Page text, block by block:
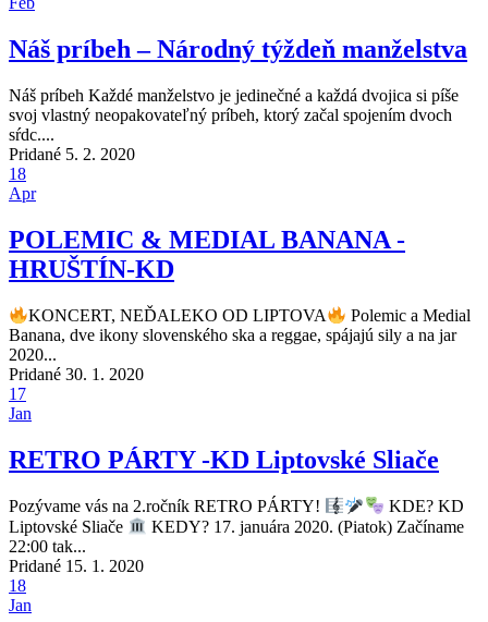
Náš príbeh – Národný týždeň manželstva
Náš príbeh Každé manželstvo je jedinečné a každá dvojica si píše
svoj vlastný neopakovateľný príbeh, ktorý začal spojením dvoch
sŕdc....
Pridané 5. 2. 2020
18
Apr
POLEMIC & MEDIAL BANANA -
HRUŠTÍN-KD
KONCERT, NEĎALEKO OD LIPTOVA
Polemic a Medial
Banana, dve ikony slovenského ska a reggae, spájajú sily a na jar
2020...
Pridané 30. 1. 2020
17
Jan
RETRO PÁRTY -KD Liptovské Sliače
Pozývame vás na 2.ročník RETRO PÁRTY!
KDE? KD
Liptovské Sliače
KEDY? 17. januára 2020. (Piatok) Začíname
22:00 tak...
Pridané 15. 1. 2020
18
Jan